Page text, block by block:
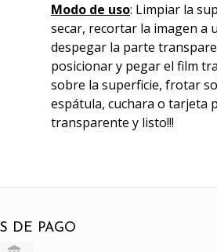
Modo de uso: Limpiar la
secar, recortar la imagen a
despegar la parte
posicionar y pegar el film
sobre la superficie, frotar
espátula, cuchara o tarjeta
transparente y listo!!!
DE PAGO